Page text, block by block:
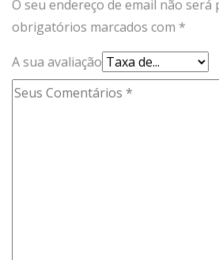
O seu endereço de email não será
obrigatórios marcados com *
A sua avaliação